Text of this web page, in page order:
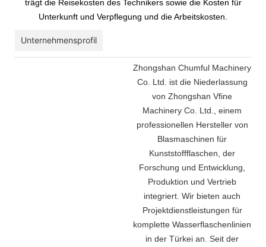
trägt die Reisekosten des Technikers sowie die Kosten für
Unterkunft und Verpflegung und die Arbeitskosten.
Unternehmensprofil
Zhongshan Chumful Machinery
Co. Ltd. ist die Niederlassung
von Zhongshan Vfine
Machinery Co. Ltd., einem
professionellen Hersteller von
Blasmaschinen für
Kunststoffflaschen, der
Forschung und Entwicklung,
Produktion und Vertrieb
integriert. Wir bieten auch
Projektdienstleistungen für
komplette Wasserflaschenlinien
in der Türkei an. Seit der